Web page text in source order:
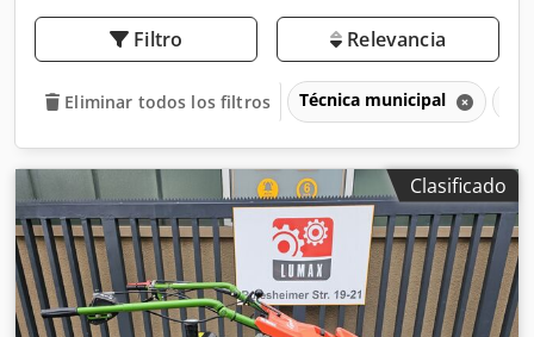
Filtro Relevancia
Eliminar todos los filtros Técnica municipal
Clasificado